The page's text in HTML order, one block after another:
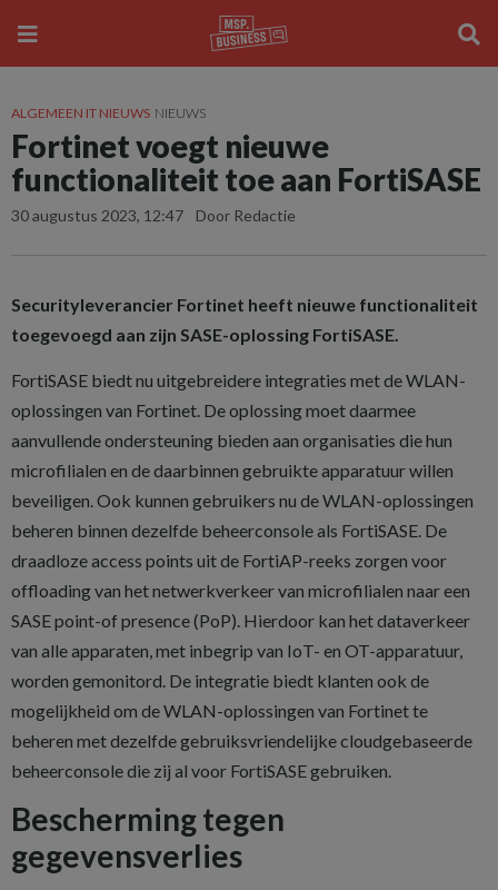
ALGEMEEN IT NIEUWS NIEUWS
Fortinet voegt nieuwe
functionaliteit toe aan FortiSASE
30 augustus 2023, 12:47 Door Redactie
Securityleverancier Fortinet heeft nieuwe functionaliteit
toegevoegd aan zijn SASE-oplossing FortiSASE.
FortiSASE biedt nu uitgebreidere integraties met de WLAN-
oplossingen van Fortinet. De oplossing moet daarmee
aanvullende ondersteuning bieden aan organisaties die hun
microfilialen en de daarbinnen gebruikte apparatuur willen
beveiligen. Ook kunnen gebruikers nu de WLAN-oplossingen
beheren binnen dezelfde beheerconsole als FortiSASE. De
draadloze access points uit de FortiAP-reeks zorgen voor
offloading van het netwerkverkeer van microfilialen naar een
SASE point-of presence (PoP). Hierdoor kan het dataverkeer
van alle apparaten, met inbegrip van IoT- en OT-apparatuur,
worden gemonitord. De integratie biedt klanten ook de
mogelijkheid om de WLAN-oplossingen van Fortinet te
beheren met dezelfde gebruiksvriendelijke cloudgebaseerde
beheerconsole die zij al voor FortiSASE gebruiken.
Bescherming tegen
gegevensverlies